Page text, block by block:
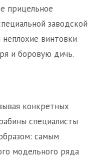
прицельное
заводской
винтовки
и боровую дичь.
конкретных
специалисты
самым
модельного ряда